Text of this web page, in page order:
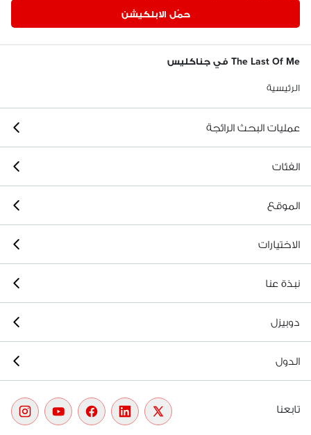
حمّل الابلكيشن
The Last Of Me في جناكليس
الرئيسية
عمليات البحث الرائجة
الفئات
الموقع
الاختيارات
نبذة عنا
دوبيزل
الدول
تابعنا